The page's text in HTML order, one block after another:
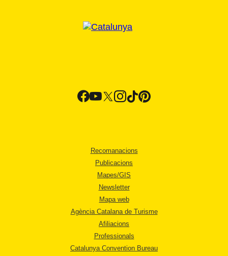
Recomanacions
Publicacions
Mapes/GIS
Newsletter
Mapa web
Agència Catalana de Turisme
Afiliacions
Professionals
Catalunya Convention Bureau